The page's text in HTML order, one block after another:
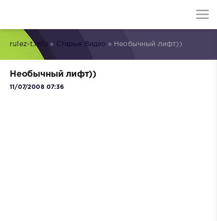
rulez-t.info » Старые Видео » Необычный лифт))
Необычный лифт))
11/07/2008 07:36